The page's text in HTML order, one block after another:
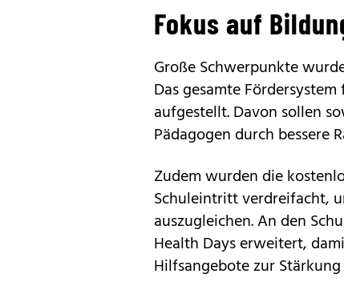
Fokus auf
Große Schwerpunkte
Das gesamte
aufgestellt. Davon sollen
Pädagogen durch bessere
Zudem wurden die
Schuleintritt verdreifacht,
auszugleichen. An den
Health Days erweitert,
Hilfsangebote zur